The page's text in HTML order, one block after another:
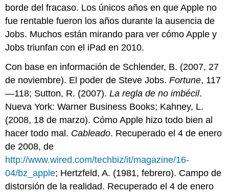
borde del fracaso. Los únicos años en que Apple no
fue rentable fueron los años durante la ausencia de
Jobs. Muchos están mirando para ver cómo Apple y
Jobs triunfan con el iPad en 2010.
Con base en información de Schlender, B. (2007, 27
de noviembre). El poder de Steve Jobs.Fortune, 117
—118; Sutton, R. (2007).La regla de no imbécil.
Nueva York: Warner Business Books; Kahney, L.
(2008, 18 de marzo). Cómo Apple hizo todo bien al
hacer todo mal. Cableado. Recuperado el 4 de enero
de 2008, de
http://www.wired.com/techbiz/it/magazine/16-
04/bz_apple; Hertzfeld, A. (1981, febrero). Campo de
distorsión de la realidad. Recuperado el 4 de enero